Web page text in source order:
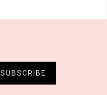
SUBSCRIBE